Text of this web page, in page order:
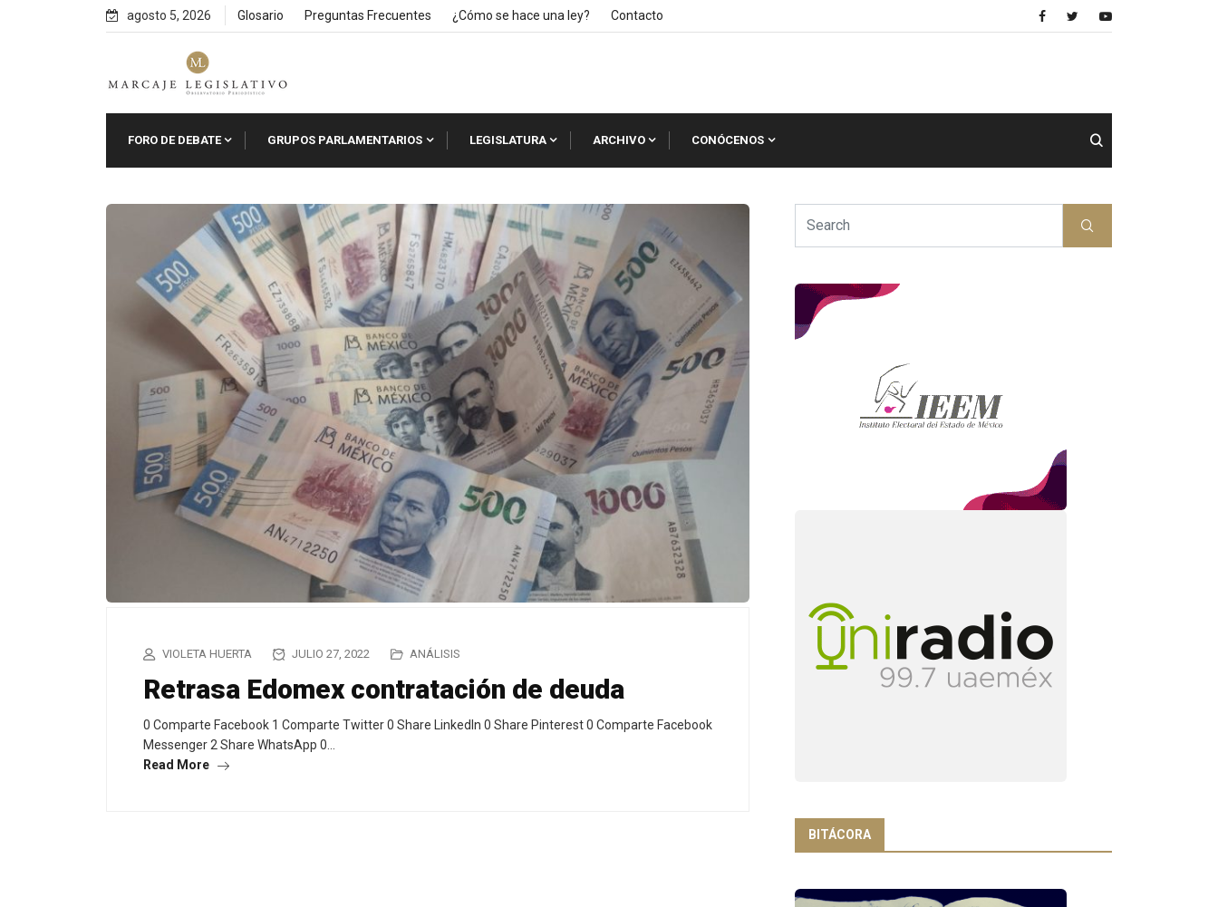
agosto 5, 2026 Glosario Preguntas Frecuentes ¿Cómo se hace una ley? Contacto
FORO DE DEBATE GRUPOS PARLAMENTARIOS LEGISLATURA ARCHIVO CONÓCENOS
VIOLETA HUERTA JULIO 27, 2022 ANÁLISIS
Retrasa Edomex contratación de deuda
0 Comparte Facebook 1 Comparte Twitter 0 Share LinkedIn 0 Share Pinterest 0 Comparte Facebook
Messenger 2 Share WhatsApp 0…
Read More
BITÁCORA